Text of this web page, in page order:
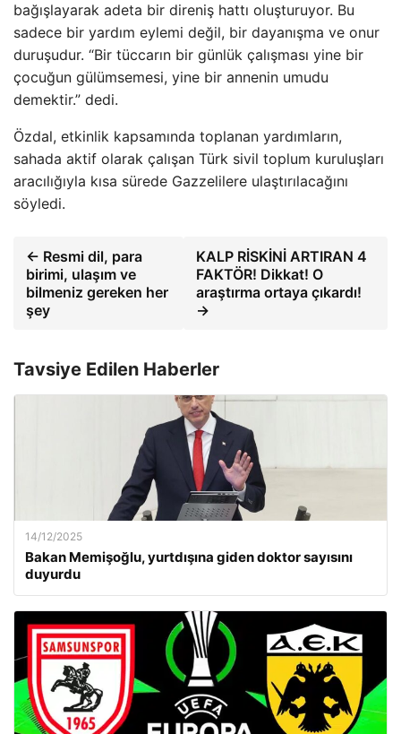
bağışlayarak adeta bir direniş hattı oluşturuyor. Bu
sadece bir yardım eylemi değil, bir dayanışma ve onur
duruşudur. “Bir tüccarın bir günlük çalışması yine bir
çocuğun gülümsemesi, yine bir annenin umudu
demektir.” dedi.
Özdal, etkinlik kapsamında toplanan yardımların,
sahada aktif olarak çalışan Türk sivil toplum kuruluşları
aracılığıyla kısa sürede Gazzelilere ulaştırılacağını
söyledi.
← Resmi dil, para
birimi, ulaşım ve
bilmeniz gereken her
şey
KALP RİSKİNİ ARTIRAN 4
FAKTÖR! Dikkat! O
araştırma ortaya çıkardı!
→
Tavsiye Edilen Haberler
14/12/2025
Bakan Memişoğlu, yurtdışına giden doktor sayısını
duyurdu